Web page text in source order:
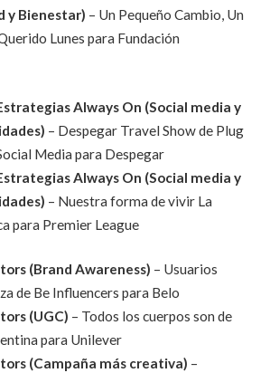
y Bienestar) – Un Pequeño Cambio, Un
Lunes para Fundación
Always On (Social media y
– Despegar Travel Show de Plug
Media para Despegar
Always On (Social media y
– Nuestra forma de vivir La
para Premier League
(Brand Awareness) – Usuarios
de Be Influencers para Belo
(UGC) – Todos los cuerpos son de
para Unilever
(Campaña más creativa) –